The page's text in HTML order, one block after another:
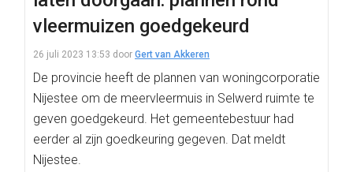
vleermuizen goedgekeurd
26 juli 2023 13:53 door Gert van Akkeren
De provincie heeft de plannen van woningcorporatie
Nijestee om de meervleermuis in Selwerd ruimte te
geven goedgekeurd. Het gemeentebestuur had
eerder al zijn goedkeuring gegeven. Dat meldt
Nijestee.